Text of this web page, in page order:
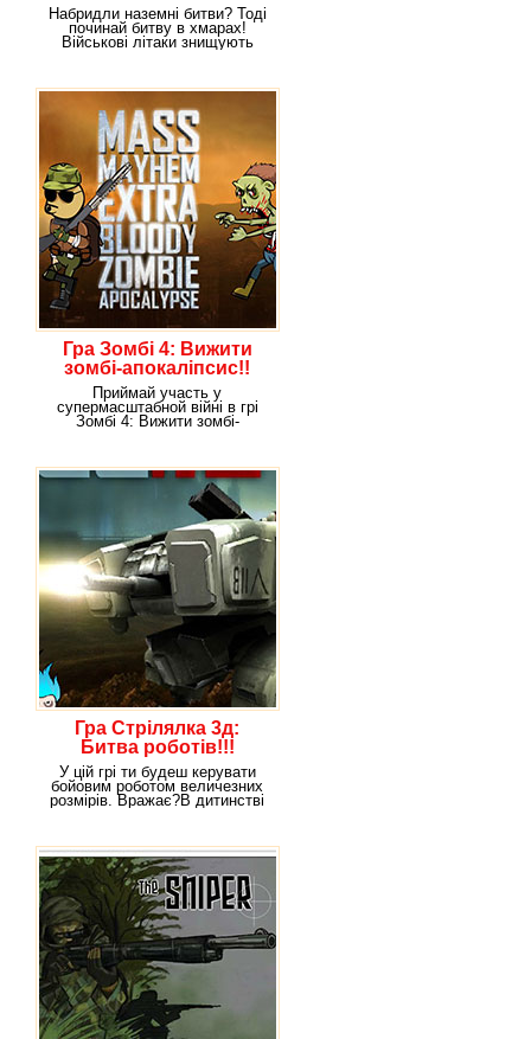
Набридли наземні битви? Тоді
починай битву в хмарах!
Військові літаки знищують
Гра Зомбі 4: Вижити
зомбі-апокаліпсис!!
Приймай участь у
супермасштабной війні в грі
Зомбі 4: Вижити зомбі-
Гра Стрілялка 3д:
Битва роботів!!!
У цій грі ти будеш керувати
бойовим роботом величезних
розмірів. Вражає?В дитинстві